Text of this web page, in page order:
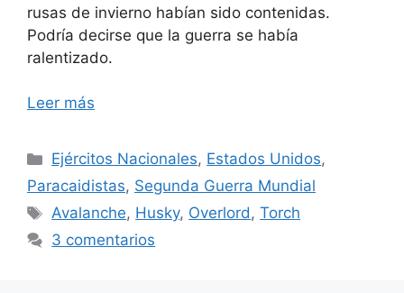
rusas de invierno habían sido contenidas.
Podría decirse que la guerra se había
ralentizado.
Leer más
Categorías
Ejércitos Nacionales, Estados Unidos,
Paracaidistas, Segunda Guerra Mundial
Etiquetas
Avalanche, Husky, Overlord,Torch
3 comentarios